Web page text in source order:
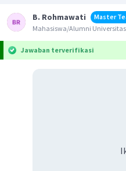
B. Rohmawati
Master
Mahasiswa/Alumni
Jawaban terverifikasi